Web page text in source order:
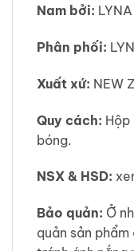
Nam bởi:
Phân phối:
Xuất xứ: NEW
Quy cách: Hộp
bóng.
NSX & HSD:
Bảo quản: Ở
quản sản